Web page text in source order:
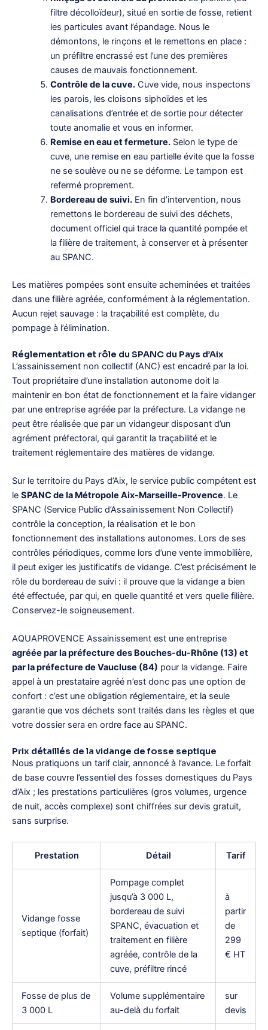
filtre décolloïdeur), situé en sortie de fosse, retient
les particules avant l’épandage. Nous le
démontons, le rinçons et le remettons en place :
un préfiltre encrassé est l’une des premières
causes de mauvais fonctionnement.
Contrôle de la cuve.Cuve vide, nous inspectons
les parois, les cloisons siphoïdes et les
canalisations d’entrée et de sortie pour détecter
toute anomalie et vous en informer.
Remise en eau et fermeture.Selon le type de
cuve, une remise en eau partielle évite que la fosse
ne se soulève ou ne se déforme. Le tampon est
refermé proprement.
Bordereau de suivi.En fin d’intervention, nous
remettons le bordereau de suivi des déchets,
document officiel qui trace la quantité pompée et
la filière de traitement, à conserver et à présenter
au SPANC.
Les matières pompées sont ensuite acheminées et traitées
dans une filière agréée, conformément à la réglementation.
Aucun rejet sauvage : la traçabilité est complète, du
pompage à l’élimination.
Réglementation et rôle du SPANC du Pays d’Aix
L’assainissement non collectif (ANC) est encadré par la loi.
Tout propriétaire d’une installation autonome doit la
maintenir en bon état de fonctionnement et la faire vidanger
par une entreprise agréée par la préfecture. La vidange ne
peut être réalisée que par un vidangeur disposant d’un
agrément préfectoral, qui garantit la traçabilité et le
traitement réglementaire des matières de vidange.
Sur le territoire du Pays d’Aix, le service public compétent est
le SPANC de la Métropole Aix-Marseille-Provence. Le
SPANC (Service Public d’Assainissement Non Collectif)
contrôle la conception, la réalisation et le bon
fonctionnement des installations autonomes. Lors de ses
contrôles périodiques, comme lors d’une vente immobilière,
il peut exiger les justificatifs de vidange. C’est précisément le
rôle du bordereau de suivi : il prouve que la vidange a bien
été effectuée, par qui, en quelle quantité et vers quelle filière.
Conservez-le soigneusement.
AQUAPROVENCE Assainissement est une entreprise
agréée par la préfecture des Bouches-du-Rhône (13) et
par la préfecture de Vaucluse (84) pour la vidange. Faire
appel à un prestataire agréé n’est donc pas une option de
confort : c’est une obligation réglementaire, et la seule
garantie que vos déchets sont traités dans les règles et que
votre dossier sera en ordre face au SPANC.
Prix détaillés de la vidange de fosse septique
Nous pratiquons un tarif clair, annoncé à l’avance. Le forfait
de base couvre l’essentiel des fosses domestiques du Pays
d’Aix ; les prestations particulières (gros volumes, urgence
de nuit, accès complexe) sont chiffrées sur devis gratuit,
sans surprise.
Prestation Détail Tarif
Vidange fosse
septique (forfait)
Pompage complet
jusqu’à 3 000 L,
bordereau de suivi
SPANC, évacuation et
traitement en filière
agréée, contrôle de la
cuve, préfiltre rincé
à
partir
de
299
€ HT
Fosse de plus de
3 000 L
Volume supplémentaire
au-delà du forfait
sur
devis